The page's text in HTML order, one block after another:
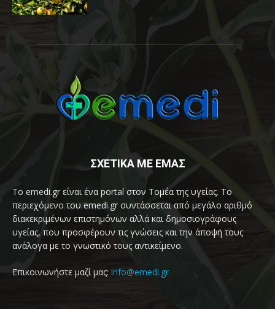
ΣΧΕΤΙΚΑ ΜΕ ΕΜΑΣ
Το emedi.gr είναι ένα portal στον Τομέα της υγείας. Το
περιεχόμενο του emedi.gr συντάσσεται από μεγάλο αριθμό
διακεκριμένων επιστημόνων αλλά και δημοσιογράφους
υγείας, που προσφέρουν τις γνώσεις και την άποψή τους
ανάλογα με το γνωστικό τους αντικείμενο.
Επικοινωνήστε μαζί μας: info@emedi.gr